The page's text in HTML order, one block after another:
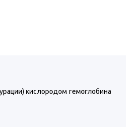
кислородом гемоглобина